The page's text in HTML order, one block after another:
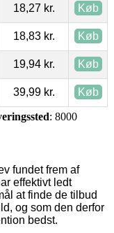
18,27 kr. Køb
18,83 kr. Køb
19,94 kr. Køb
39,99 kr. Køb
: 8000
fundet frem af
effektivt ledt
at finde de tilbud
og som den derfor
bedst.